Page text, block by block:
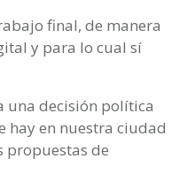
final, de manera
y para lo cual sí
una decisión política
hay en nuestra ciudad
propuestas de